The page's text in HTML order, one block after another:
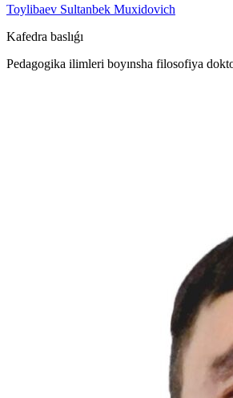
Toylibaev Sultanbek Muxidovich
Kafedra baslıǵı
Pedagogika ilimleri boyınsha filosofiya